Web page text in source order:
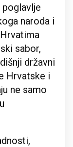
naroda i
sabor,
državni
Hrvatske i
ne samo